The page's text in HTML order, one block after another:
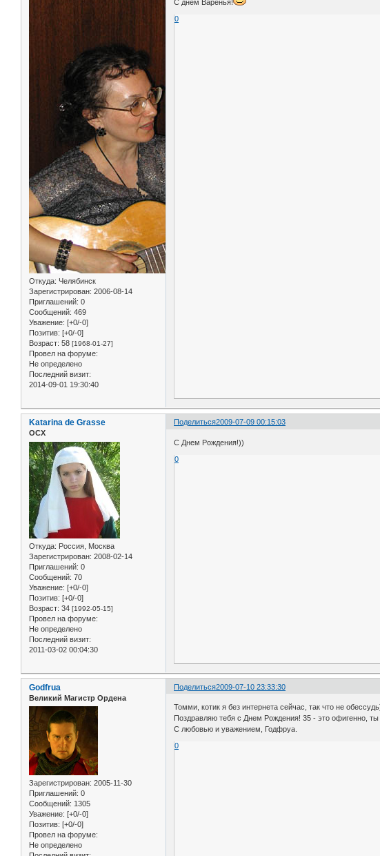
Откуда: Челябинск
Зарегистрирован: 2006-08-14
Приглашений: 0
Сообщений: 469
Уважение: [+0/-0]
Позитив: [+0/-0]
Возраст: 58 [1968-01-27]
Провел на форуме:
Не определено
Последний визит:
2014-09-01 19:30:40
С днем Варенья!
0
Поделиться2009-07-09 00:15:03
Katarina de Grasse
ОСХ
Откуда: Россия, Москва
Зарегистрирован: 2008-02-14
Приглашений: 0
Сообщений: 70
Уважение: [+0/-0]
Позитив: [+0/-0]
Возраст: 34 [1992-05-15]
Провел на форуме:
Не определено
Последний визит:
2011-03-02 00:04:30
С Днем Рождения!))
0
Поделиться2009-07-10 23:33:30
Godfrua
Великий Магистр Ордена
Зарегистрирован: 2005-11-30
Приглашений: 0
Сообщений: 1305
Уважение: [+0/-0]
Позитив: [+0/-0]
Провел на форуме:
Не определено
Томми, котик я без интернета сейчас, так что не
Поздравляю тебя с Днем Рождения! 35 - это офигенно,
С любовью и уважением, Годфруа.
0